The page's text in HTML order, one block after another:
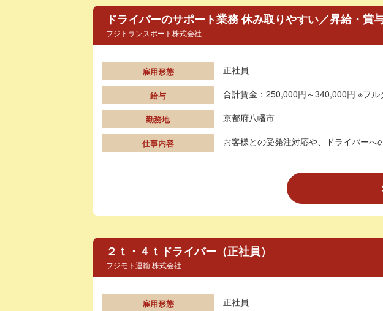
ドライバーのサポート業務 休み取りやすい／昇給・賞
フジトランスポート株式会社
雇用形態 正社員
給与 合計賃金：250,000円～340,000円 ※フ
勤務地 京都府八幡市
仕事内容 お客様との受発注対応や、ドライバー
２ｔ・４ｔドライバー（正社員）
フジモト運輸 株式会社
雇用形態 正社員